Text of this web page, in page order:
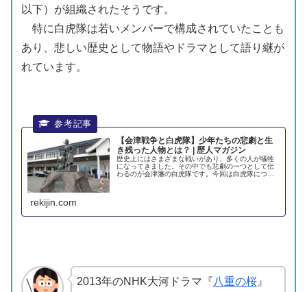
以下）が組織されたそうです。
特に白虎隊は若いメンバーで構成されていたことも
あり、悲しい歴史として物語やドラマとして語り継が
れています。
【会津戦争と白虎隊】少年たちの悲劇と生
き残った人物とは？ | 歴人マガジン
歴史上にはさまざまな戦いがあり、多くの人が犠牲
になってきました。その中でも悲劇の一つとして伝
わるのが会津藩の白虎隊です。今回は白虎隊につい
rekijin.com
2013年のNHK大河ドラマ『 八重の桜』